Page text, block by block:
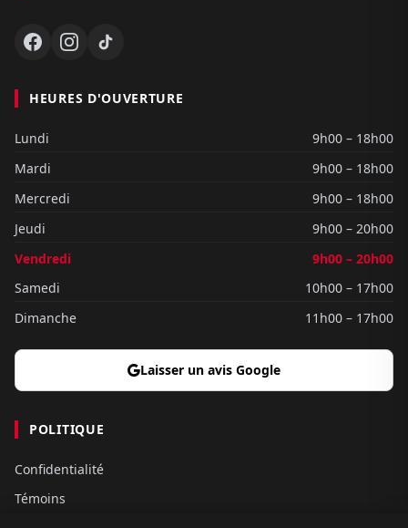
HEURES D'OUVERTURE
Lundi
9h00 – 18h00
Mardi
9h00 – 18h00
Mercredi
9h00 – 18h00
Jeudi
9h00 – 20h00
Vendredi
9h00 – 20h00
Samedi
10h00 – 17h00
Dimanche
11h00 – 17h00
Laisser un avis Google
POLITIQUE
Confidentialité
Témoins